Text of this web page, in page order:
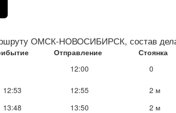
ОМСК-НОВОСИБИРСК, состав
Отправление Стоянка
12:00 0
12:53 12:55 2 м
13:48 13:50 2 м